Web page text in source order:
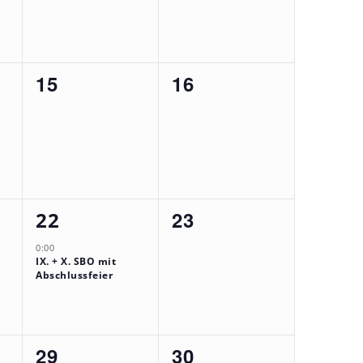
0
15
0
16
1
Veranstaltung,
22
0:00
IX. + X. SBO mit
Abschlussfeier
0
23
0
29
0
30